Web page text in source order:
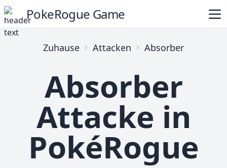
PokeRogue Game
Zuhause Attacken Absorber
Absorber
Attacke in
PokéRogue